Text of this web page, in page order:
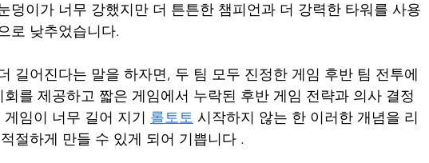
덩이가 너무 강했지만 더 튼튼한 챔피언과 더 강력한 타워를 사용
로 낮추었습니다.
길어진다는 말을 하자면, 두 팀 모두 진정한 게임 후반 팀 전투에
를 제공하고 짧은 게임에서 누락된 후반 게임 전략과 의사 결정
임이 너무 길어 지기 롤토토 시작하지 않는 한 이러한 개념을 리
절하게 만들 수 있게 되어 기쁩니다 .